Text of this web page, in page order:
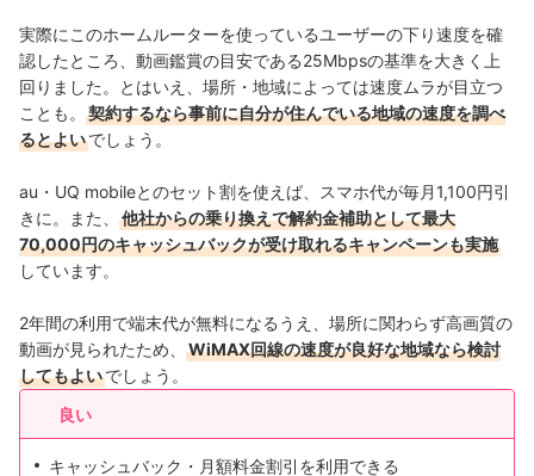
実際にこのホームルーターを使っているユーザーの下り速度を確
認したところ、動画鑑賞の目安である25Mbpsの基準を大きく上
回りました。とはいえ、場所・地域によっては速度ムラが目立つ
ことも。
契約するなら事前に自分が住んでいる地域の速度を調べ
るとよいでしょう。
au・UQ mobileとのセット割を使えば、スマホ代が毎月1,100円引
きに。また、
他社からの乗り換えで解約金補助として最大
70,000円のキャッシュバックが受け取れるキャンペーンも実施
しています。
2年間の利用で端末代が無料になるうえ、場所に関わらず高画質の
動画が見られたため、
WiMAX回線の速度が良好な地域なら検討
してもよいでしょう。
良い
キャッシュバック・月額料金割引を利用できる